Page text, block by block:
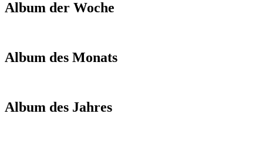
Album der Woche
Album des Monats
Album des Jahres